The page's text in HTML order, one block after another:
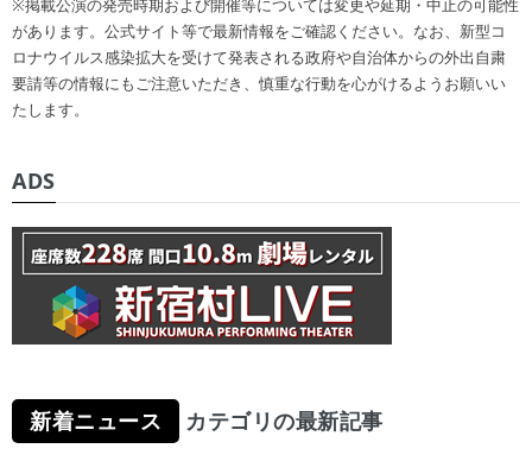
※掲載公演の発売時期および開催等については変更や延期・中止の可能性
があります。公式サイト等で最新情報をご確認ください。なお、新型コ
ロナウイルス感染拡大を受けて発表される政府や自治体からの外出自粛
要請等の情報にもご注意いただき、慎重な行動を心がけるようお願いい
たします。
ADS
新着ニュース カテゴリの最新記事